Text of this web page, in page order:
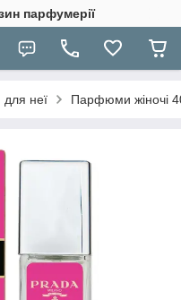
парфумерії
неї Парфюми жіночі